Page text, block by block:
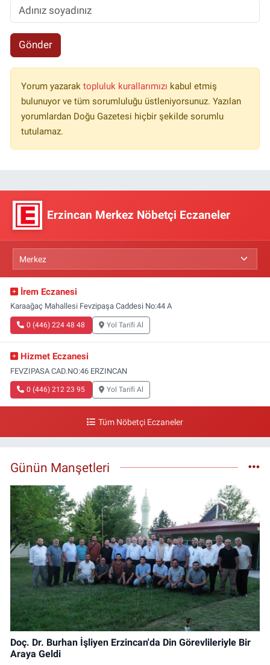
Gönder
Yorum yazarak topluluk kurallarımızı kabul etmiş
bulunuyor ve tüm sorumluluğu üstleniyorsunuz. Yazılan
yorumlardan Doğu Gazetesi hiçbir şekilde sorumlu
tutulamaz.
Erzincan Merkez Nöbetçi Eczaneler
İrem Eczanesi
Karaağaç Mahallesi Fevzipaşa Caddesi No:44 A
0 (446) 224 48 48 Yol Tarifi Al
Hizmet Eczanesi
FEVZIPASA CAD.NO:46 ERZINCAN
0 (446) 212 23 95 Yol Tarifi Al
Tüm Nöbetçi Eczaneler
Günün Manşetleri
Doç. Dr. Burhan İşliyen Erzincan'da Din Görevlileriyle Bir
Araya Geldi